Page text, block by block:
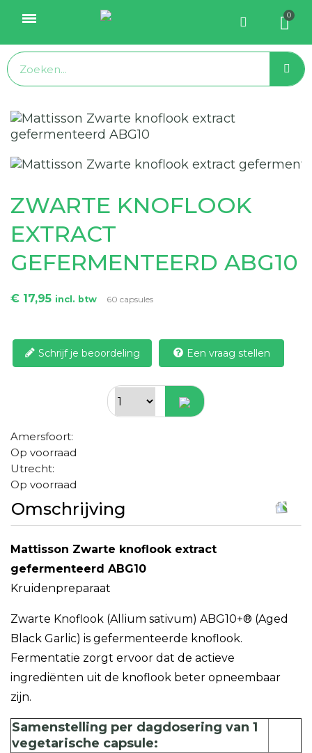
ZWARTE KNOFLOOK
EXTRACT
GEFERMENTEERD ABG10
€ 17,95 incl. btw 60 capsules
Schrijf je beoordeling Een vraag stellen
Amersfoort:
Op voorraad
Utrecht:
Op voorraad
Omschrijving
Mattisson Zwarte knoflook extract
gefermenteerd ABG10
Kruidenpreparaat
Zwarte Knoflook (Allium sativum) ABG10+® (Aged
Black Garlic) is gefermenteerde knoflook.
Fermentatie zorgt ervoor dat de actieve
ingrediënten uit de knoflook beter opneembaar
zijn.
Samenstelling per dagdosering van 1
vegetarische capsule: